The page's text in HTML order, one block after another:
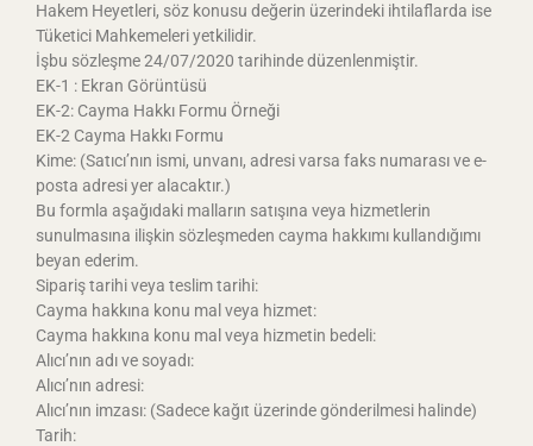
Hakem Heyetleri, söz konusu değerin üzerindeki ihtilaflarda ise
Tüketici Mahkemeleri yetkilidir.
İşbu sözleşme 24/07/2020 tarihinde düzenlenmiştir.
EK-1 : Ekran Görüntüsü
EK-2: Cayma Hakkı Formu Örneği
EK-2 Cayma Hakkı Formu
Kime: (Satıcı’nın ismi, unvanı, adresi varsa faks numarası ve e-
posta adresi yer alacaktır.)
Bu formla aşağıdaki malların satışına veya hizmetlerin
sunulmasına ilişkin sözleşmeden cayma hakkımı kullandığımı
beyan ederim.
Sipariş tarihi veya teslim tarihi:
Cayma hakkına konu mal veya hizmet:
Cayma hakkına konu mal veya hizmetin bedeli:
Alıcı’nın adı ve soyadı:
Alıcı’nın adresi:
Alıcı’nın imzası: (Sadece kağıt üzerinde gönderilmesi halinde)
Tarih: